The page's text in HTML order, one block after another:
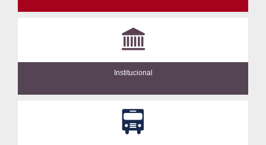
Institucional